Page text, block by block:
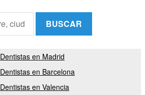
BUSCAR
Dentistas en Madrid
Dentistas en Barcelona
Dentistas en Valencia